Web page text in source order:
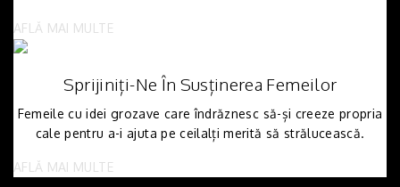
AFLĂ MAI MULTE
Sprijiniți-Ne În Susținerea Femeilor
Femeile cu idei grozave care îndrăznesc să-și creeze propria
cale pentru a-i ajuta pe ceilalți merită să strălucească.
AFLĂ MAI MULTE